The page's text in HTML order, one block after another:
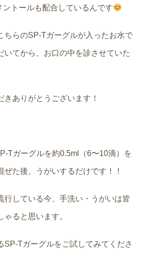
ントールも配合しているんです
ちらのSP-Tガーグルが入ったお水で
いてから、お口の中を診させていた
きありがとうございます！
Tガーグルを約0.5ml（6〜10滴）を
ぜた後、うがいするだけです！！
行している今、手洗い・うがいは皆
ると思います。
SP-Tガーグルをご試してみてくださ